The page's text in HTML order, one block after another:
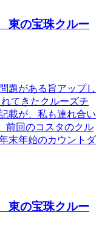
の宝珠クルー
題がある旨アップし
てきたクルーズチ
載が、私も連れ合い
前回のコスタのクル
末年始のカウントダ
の宝珠クルー